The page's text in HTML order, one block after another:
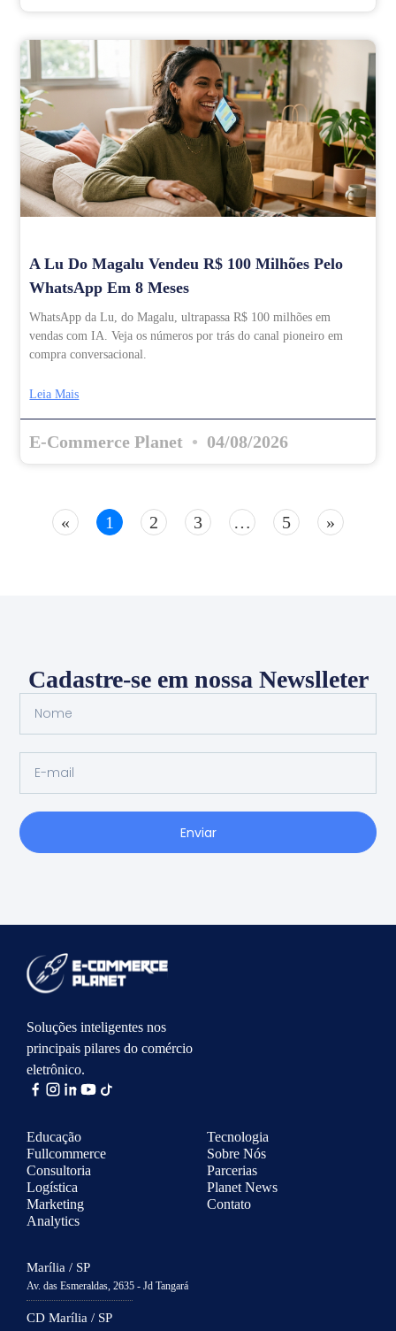
A Lu Do Magalu Vendeu R$ 100 Milhões Pelo
WhatsApp Em 8 Meses
WhatsApp da Lu, do Magalu, ultrapassa R$ 100 milhões em
vendas com IA. Veja os números por trás do canal pioneiro em
compra conversacional.
Leia Mais
E-Commerce Planet 04/08/2026
« 1 2 3 … 5 »
Cadastre-se em nossa Newslleter
Enviar
Soluções inteligentes nos
principais pilares do comércio
eletrônico.
Educação
Fullcommerce
Consultoria
Logística
Marketing
Analytics
Tecnologia
Sobre Nós
Parcerias
Planet News
Contato
Marília / SP
Av. das Esmeraldas, 2635 - Jd Tangará
CD Marília / SP